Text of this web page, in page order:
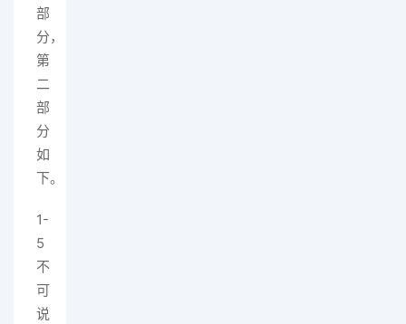
部
分，
第
二
部
分
如
下。
1-
5
不
可
说